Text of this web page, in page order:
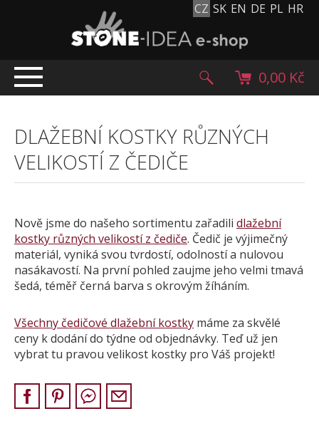
CZ SK EN DE PL HR
TOP NABÍDKA
PRODUKTY
Mlatové povrchy
Historické dlažební kostky
Lávové kameny
Kamenný koberec
Kamenné dlažby a obklady
Pískovec
Solitéry
Výrobky z kamene na zakázku
0,00 Kč
DLAŽEBNÍ KOSTKY RŮZNÝCH
VELIKOSTÍ Z ČEDIČE
Nově jsme do našeho sortimentu zařadili dlažební
kostky různých velikostí z čediče. Čedič je výjimečný
materiál, vyniká svou tvrdostí, odolností a nulovou
nasákavostí. Na první pohled zaujme jeho velmi tmavá
šedá, téměř černá barva s okrovým žíháním.
Všechny čedičové dlažební kostky máme za skvělé
ceny k dodání do týdne od objednávky. Teď už jen
vybrat tu pravou velikost kostky pro Váš projekt!